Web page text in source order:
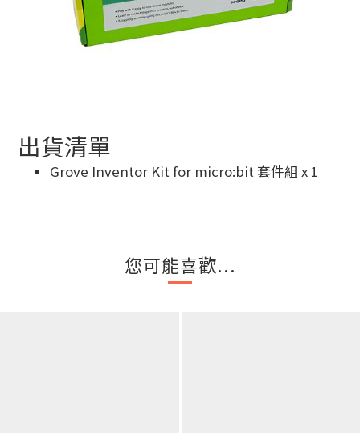
出貨清單
Grove Inventor Kit for micro:bit 套件組 x 1
您可能喜歡...